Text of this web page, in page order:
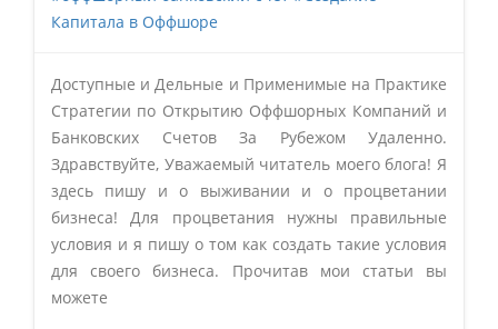
Капитала в Оффшоре
Доступные и Дельные и Применимые на Практике
Стратегии по Открытию Оффшорных Компаний и
Банковских Счетов За Рубежом Удаленно.
Здравствуйте, Уважаемый читатель моего блога! Я
здесь пишу и о выживании и о процветании
бизнеса! Для процветания нужны правильные
условия и я пишу о том как создать такие условия
для своего бизнеса. Прочитав мои статьи вы
можете